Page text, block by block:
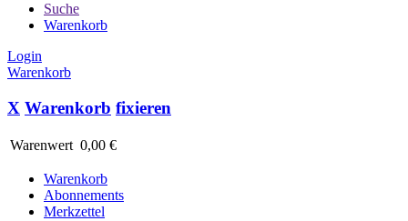
Suche
Warenkorb
Login
Warenkorb
X Warenkorb fixieren
Warenwert 0,00 €
Warenkorb
Abonnements
Merkzettel